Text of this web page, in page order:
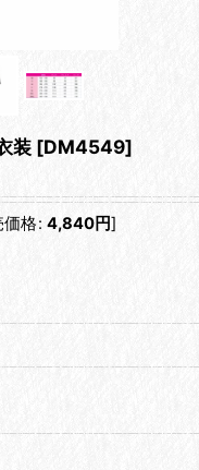
装 [DM4549]
価格: 4,840円]